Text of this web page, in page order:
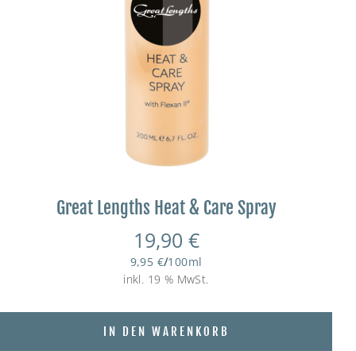
Great Lengths Heat & Care Spray
19,90 €
9,95 €/100ml
inkl. 19 % MwSt.
IN DEN WARENKORB